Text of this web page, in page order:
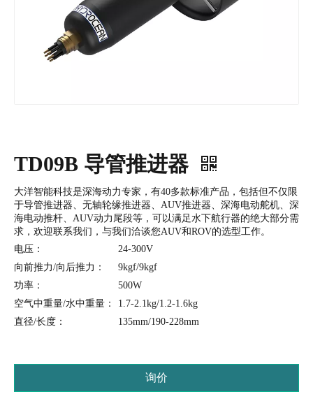
TD09B 导管推进器
大洋智能科技是深海动力专家，有40多款标准产品，包括但不仅限
于导管推进器、无轴轮缘推进器、AUV推进器、深海电动舵机、深
海电动推杆、AUV动力尾段等，可以满足水下航行器的绝大部分需
求，欢迎联系我们，与我们洽谈您AUV和ROV的选型工作。
电压：
24-300V
向前推力/向后推力：
9kgf/9kgf
功率：
500W
空气中重量/水中重量：
1.7-2.1kg/1.2-1.6kg
直径/长度：
135mm/190-228mm
询价